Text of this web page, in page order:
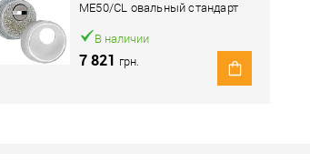
ME50/CL овальный стандарт
хром полированный
В наличии
7 821 грн.